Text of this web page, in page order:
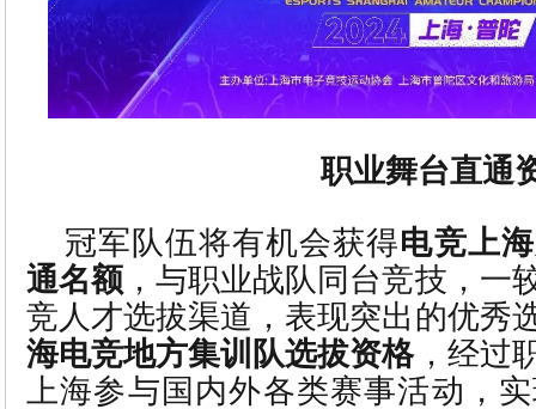
职业舞台直通
冠军队伍将有机会获得电竞上
通名额 ，与职业战队同台竞技，一
竞人才选拔渠道，表现突出的优秀
海电竞地方集训队选拔资格，经过
上海参与国内外各类赛事活动，